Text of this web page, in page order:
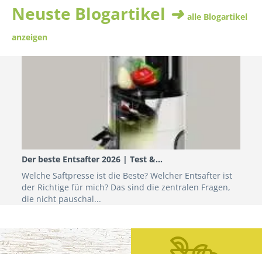
Neuste Blogartikel ➜ alle Blogartikel
anzeigen
Der beste Entsafter 2026 | Test &...
Welche Saftpresse ist die Beste? Welcher Entsafter ist
der Richtige für mich? Das sind die zentralen Fragen,
die nicht pauschal...